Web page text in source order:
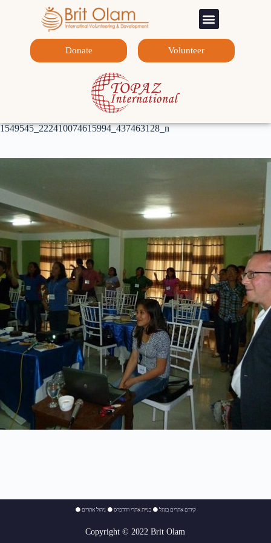
Donate Volunteer
1549545_222410074615994_437463128_n
⚫ קידום אתרים בגוגל ⚫בניית אתרי וורדפרס ⚫ניהול אתרים
Copyright © 2022 Brit Olam